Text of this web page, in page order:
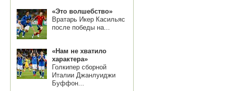
«Это волшебство»
Вратарь Икер Касильяс
после победы на...
«Нам не хватило
характера»
Голкипер сборной
Италии Джанлуиджи
Буффон...